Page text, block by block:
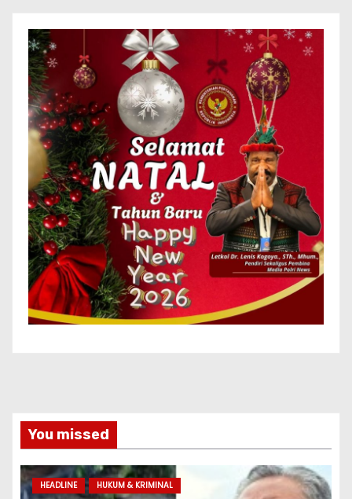
You missed
HEADLINE HUKUM & KRIMINAL